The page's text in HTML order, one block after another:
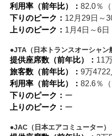
利用率（前年比）： 82.0％（
下りのピーク： 12月29日～
上りのピーク： 1月4日～6日
JTA（日本トランスオーシャン
提供座席数（前年比）： 11
旅客数（前年比）： 9万4722
利用率（前年比）： 82.6％（
下りのピーク： ー
上りのピーク： ー
JAC（日本エアコミューター）